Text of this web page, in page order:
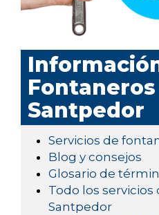
Santpedor
Servicios de
Blog y consejos
Glosario de
Todo los
Santpedor